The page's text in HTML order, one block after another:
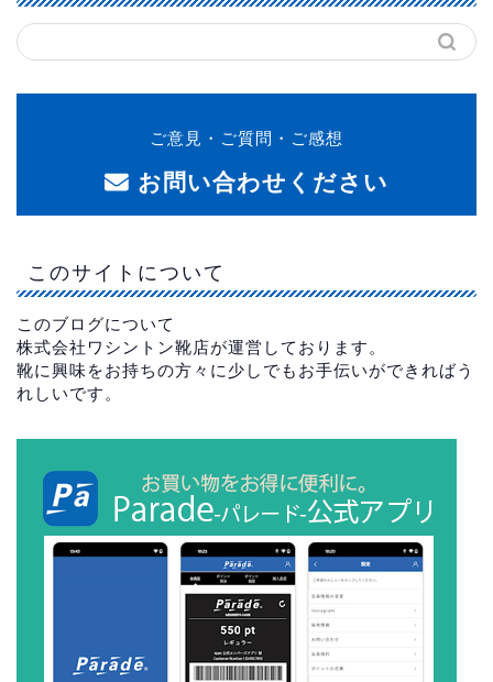
ご意見・ご質問・ご感想
お問い合わせください
このサイトについて
このブログについて
株式会社ワシントン靴店が運営しております。
靴に興味をお持ちの方々に少しでもお手伝いができればう
れしいです。